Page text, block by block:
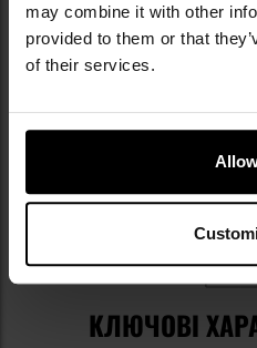
may combine it with other
provided to them or that
of their services.
КЛЮЧОВІ